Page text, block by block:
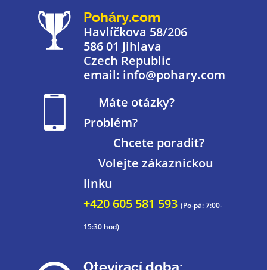
Poháry.com
Havlíčkova 58/206
586 01 Jihlava
Czech Republic
email: info@pohary.com
Máte otázky?
Problém?
Chcete poradit?
Volejte zákaznickou
linku
+420 605 581 593 (Po-pá: 7:00-
15:30 hod)